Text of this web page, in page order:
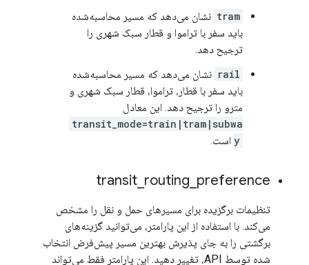
tram نشان می‌دهد که مسیر محاسبه‌شده
باید سفر با تراموا و قطار سبک شهری را
ترجیح دهد.
rail نشان می‌دهد که مسیر محاسبه‌شده
باید سفر با قطار، تراموا، قطار سبک شهری و
مترو را ترجیح دهد. این معادل
transit_mode=train|tram|subwa
y است.
transit routing preference
تنظیمات برگزیده برای مسیرهای حمل و نقل را مشخص
می‌کند. با استفاده از این پارامتر، می‌توانید گزینه‌های
برگشتی را به جای پذیرش بهترین مسیر پیش‌فرض انتخاب
شده توسط API، تغییر دهید. این پارامتر فقط می‌تواند